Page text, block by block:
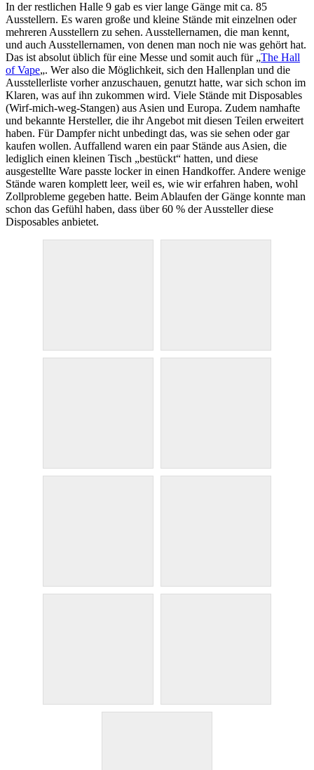
In der restlichen Halle 9 gab es vier lange Gänge mit ca. 85
Ausstellern. Es waren große und kleine Stände mit einzelnen oder
mehreren Ausstellern zu sehen. Ausstellernamen, die man kennt,
und auch Ausstellernamen, von denen man noch nie was gehört hat.
Das ist absolut üblich für eine Messe und somit auch für „The Hall
of Vape„. Wer also die Möglichkeit, sich den Hallenplan und die
Ausstellerliste vorher anzuschauen, genutzt hatte, war sich schon im
Klaren, was auf ihn zukommen wird. Viele Stände mit Disposables
(Wirf-mich-weg-Stangen) aus Asien und Europa. Zudem namhafte
und bekannte Hersteller, die ihr Angebot mit diesen Teilen erweitert
haben. Für Dampfer nicht unbedingt das, was sie sehen oder gar
kaufen wollen. Auffallend waren ein paar Stände aus Asien, die
lediglich einen kleinen Tisch „bestückt“ hatten, und diese
ausgestellte Ware passte locker in einen Handkoffer. Andere wenige
Stände waren komplett leer, weil es, wie wir erfahren haben, wohl
Zollprobleme gegeben hatte. Beim Ablaufen der Gänge konnte man
schon das Gefühl haben, dass über 60 % der Aussteller diese
Disposables anbietet.